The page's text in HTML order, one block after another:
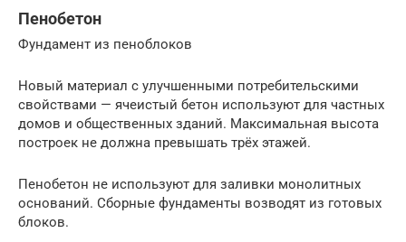
Пенобетон
Фундамент из пеноблоков
Новый материал с улучшенными потребительскими
свойствами — ячеистый бетон используют для частных
домов и общественных зданий. Максимальная высота
построек не должна превышать трёх этажей.
Пенобетон не используют для заливки монолитных
оснований. Сборные фундаменты возводят из готовых
блоков.